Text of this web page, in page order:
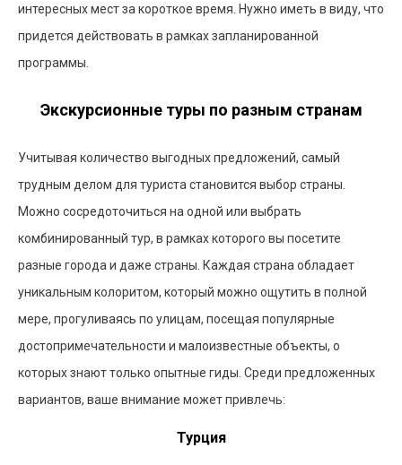
интересных мест за короткое время. Нужно иметь в виду, что
придется действовать в рамках запланированной
программы.
Экскурсионные туры по разным странам
Учитывая количество выгодных предложений, самый
трудным делом для туриста становится выбор страны.
Можно сосредоточиться на одной или выбрать
комбинированный тур, в рамках которого вы посетите
разные города и даже страны. Каждая страна обладает
уникальным колоритом, который можно ощутить в полной
мере, прогуливаясь по улицам, посещая популярные
достопримечательности и малоизвестные объекты, о
которых знают только опытные гиды. Среди предложенных
вариантов, ваше внимание может привлечь:
Турция